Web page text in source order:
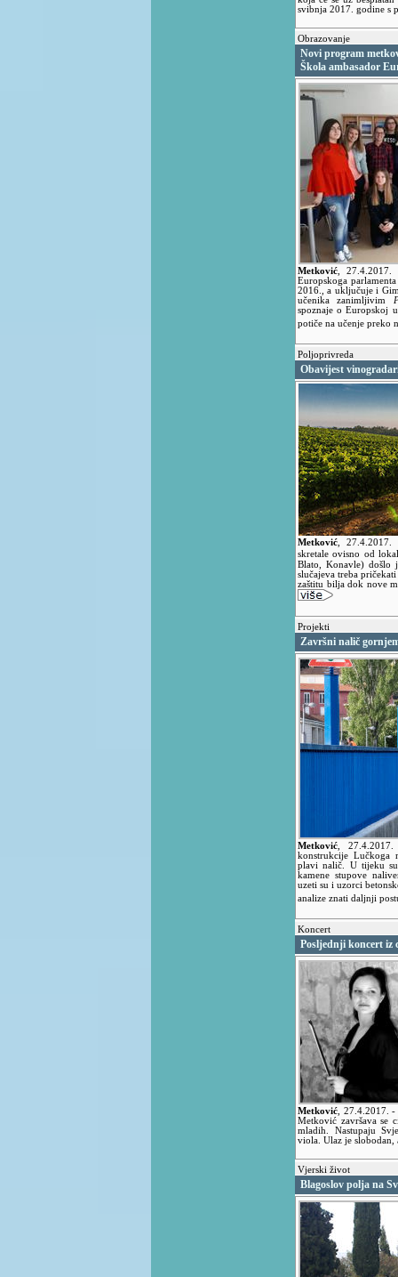
svibnja 2017. godine s
Obrazovanje
Novi program
Škola ambasador
Metković ,27.4.2017.
Europskoga
2016., a uključuje i
učenika zanimljivim
spoznaje o Europskoj
potiče na učenje preko
Poljoprivreda
Obavijest
Metković 27.4.2017.
skretale ovisno od
Blato, Konavle) došlo
slučajeva treba
zaštitu bilja dok nove
Projekti
Završni nalič
Metković ,
konstrukcije Lučkoga
plavi nalič. U tijeku
kamene stupove
uzeti su i uzorci
analize znati daljnji
Koncert
Posljednji koncert iz
Metković 27.4.2017.-
Metković završava se
mladih. Nastupaju
viola. Ulaz je slobodan,
Vjerski život
Blagoslov polja na